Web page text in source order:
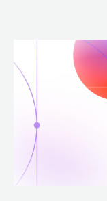
para
conteúdo